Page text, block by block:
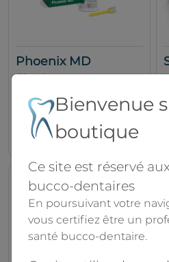
Phoenix MD
Elsodent
159.00€141.00€
Bienvenue
boutique
Ce site est réservé
bucco-dentaires
En poursuivant votre
vous certifiez être un
santé bucco-dentaire.